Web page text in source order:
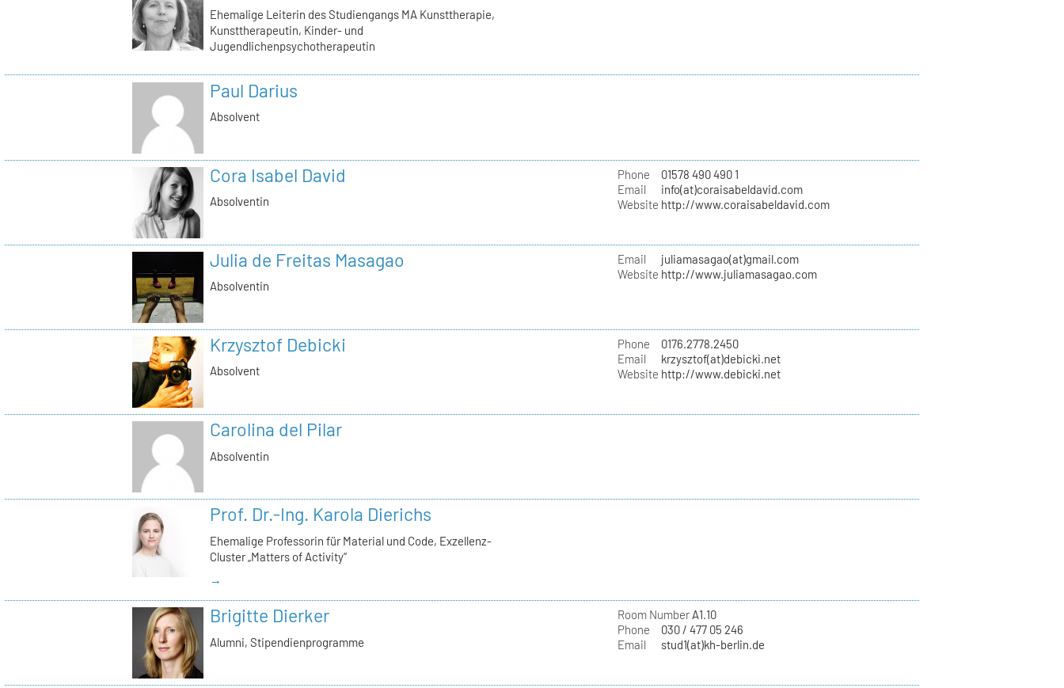
Ehemalige Leiterin des Studiengangs MA Kunsttherapie,
Kunsttherapeutin, Kinder- und
Jugendlichenpsychotherapeutin
Paul Darius
Absolvent
Cora Isabel David
Absolventin
Phone
01578 490 490 1
Email
info(at)coraisabeldavid.com
Website http://www.coraisabeldavid.com
Julia de Freitas Masagao
Absolventin
Email
juliamasagao(at)gmail.com
Website http://www.juliamasagao.com
Krzysztof Debicki
Absolvent
Phone
0176.2778.2450
Email
krzysztof(at)debicki.net
Website http://www.debicki.net
Carolina del Pilar
Absolventin
Prof. Dr.-Ing. Karola Dierichs
Ehemalige Professorin für Material und Code, Exzellenz-
Cluster „Matters of Activity“
→
Brigitte Dierker
Alumni, Stipendienprogramme
Room NumberA1.10
Phone
030 / 477 05 246
Email
stud1(at)kh-berlin.de